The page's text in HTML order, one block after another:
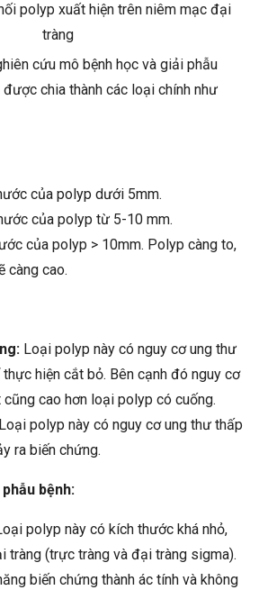
polyp xuất hiện trên niêm mạc đại
tràng
cứu mô bệnh học và giải phẫu
chia thành các loại chính như
của polyp dưới 5mm.
của polyp từ 5-10 mm.
của polyp > 10mm. Polyp càng to,
càng cao.
Loại polyp này có nguy cơ ung thư
hiện cắt bỏ. Bên cạnh đó nguy cơ
cao hơn loại polyp có cuống.
Loại polyp này có nguy cơ ung thư thấp
ra biến chứng.
bệnh:
polyp này có kích thước khá nhỏ,
tràng (trực tràng và đại tràng sigma).
biến chứng thành ác tính và không